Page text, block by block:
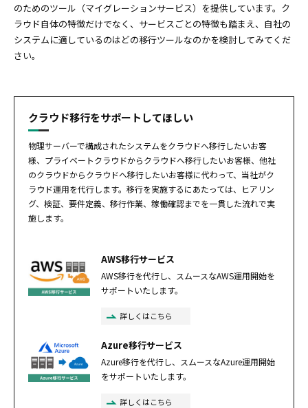
のためのツール（マイグレーションサービス）を提供しています。ク
ラウド自体の特徴だけでなく、サービスごとの特徴も踏まえ、自社の
システムに適しているのはどの移行ツールなのかを検討してみてくだ
さい。
クラウド移行をサポートしてほしい
物理サーバーで構成されたシステムをクラウドへ移行したいお客
様、プライベートクラウドからクラウドへ移行したいお客様、他社
のクラウドからクラウドへ移行したいお客様に代わって、当社がク
ラウド運用を代行します。移行を実施するにあたっては、ヒアリン
グ、検証、要件定義、移行作業、稼働確認までを一貫した流れで実
施します。
AWS移行サービス
AWS移行を代行し、スムースなAWS運用開始を
サポートいたします。
詳しくはこちら
Azure移行サービス
Azure移行を代行し、スムースなAzure運用開始
をサポートいたします。
詳しくはこちら